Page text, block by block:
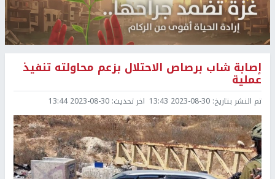
إصابة شاب برصاص الاحتلال بزعم محاولته تنفيذ
عملية
تم النشر بتاريخ: 2023-08-30 13:43 اخر تحديث: 2023-08-30 13:44